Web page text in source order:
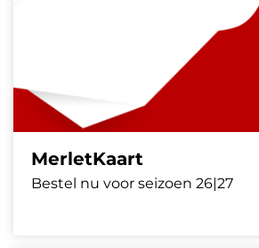
MerletKaart
Bestel nu voor seizoen 26|27